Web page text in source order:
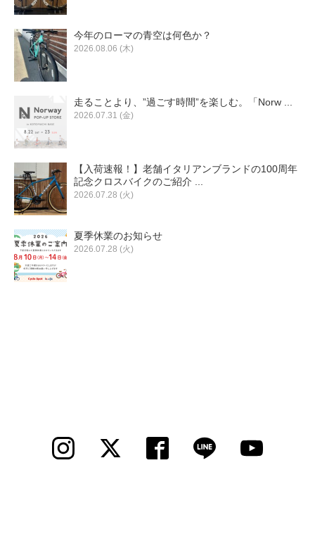
今年のローマの青空は何色か？
2026.08.06 (木)
走ることより、”過ごす時間”を楽しむ。「Norw ...
2026.07.31 (金)
【入荷速報！】老舗イタリアンブランドの100周年
記念クロスバイクのご紹介 ...
2026.07.28 (火)
夏季休業のお知らせ
2026.07.28 (火)